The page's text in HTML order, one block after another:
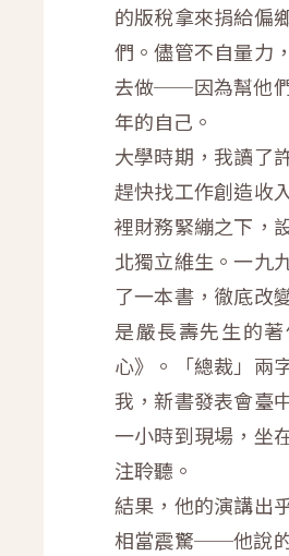
的版稅拿來捐給偏
們。儘管不自量力
去做──因為幫他
年的自己。
大學時期，我讀了
趕快找工作創造收
裡財務緊繃之下，
北獨立維生。一九
了一本書，徹底改
是嚴長壽先生的
心》。「總裁」兩
我，新書發表會臺
一小時到現場，坐
注聆聽。
結果，他的演講出
相當震驚──他說